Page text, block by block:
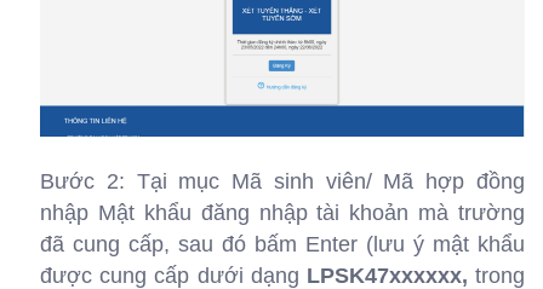
Bước 2: Tại mục Mã sinh viên/ Mã hợp đồng
nhập Mật khẩu đăng nhập tài khoản mà trường
đã cung cấp, sau đó bấm Enter (lưu ý mật khẩu
được cung cấp dưới dạng LPSK47xxxxxx,trong